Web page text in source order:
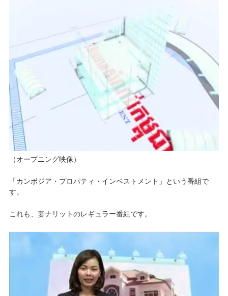
（オープニング映像）
「カンボジア・プロパティ・インベストメント」という番組で
す。
これも、妻ナリットのレギュラー番組です。